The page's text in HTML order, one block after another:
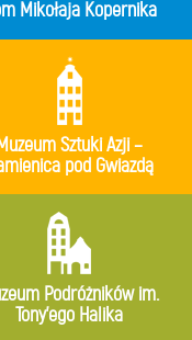
Mikołaja Kopernika
Muzeum Sztuki Azji –
pod Gwiazdą
Podróżników im.
Tony’ego Halika